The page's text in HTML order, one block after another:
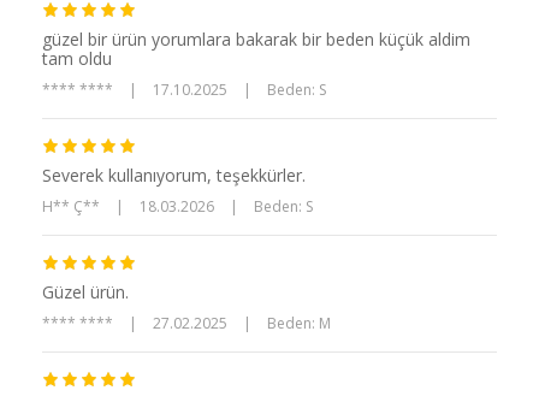
güzel bir ürün yorumlara bakarak bir beden küçük aldim
tam oldu
**** **** | 17.10.2025 | Beden: S
Severek kullanıyorum, teşekkürler.
H** Ç** | 18.03.2026 | Beden: S
Güzel ürün.
**** **** | 27.02.2025 | Beden: M